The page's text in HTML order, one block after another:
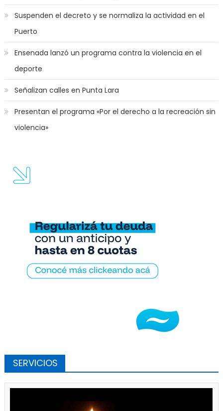
Suspenden el decreto y se normaliza la actividad en el
Puerto
Ensenada lanzó un programa contra la violencia en el
deporte
Señalizan calles en Punta Lara
Presentan el programa «Por el derecho a la recreación sin
violencia»
SERVICIOS